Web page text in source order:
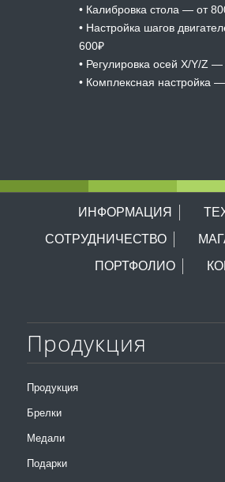
• Калибровка стола — от
• Настройка шагов
600₽
• Регулировка осей X/Y/Z
• Комплексная настройка
ИНФОРМАЦИЯ
СОТРУДНИЧЕСТВО
ПОРТФОЛИО
Продукция
Продукция
Брелки
Медали
Подарки